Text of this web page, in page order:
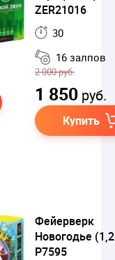
ZER21016
30
16 залпов
2 000 руб.
1 850 руб.
Купить
Фейерверк
Новогодье
Р7595